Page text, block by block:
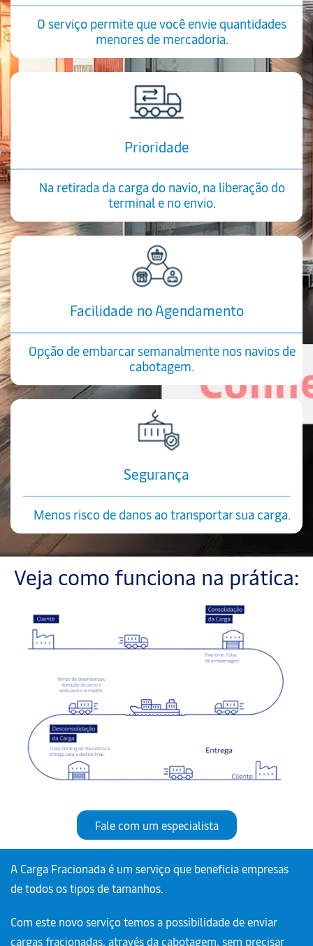
O serviço permite que você envie quantidades
menores de mercadoria.
Prioridade
Na retirada da carga do navio, na liberação do
terminal e no envio.
Facilidade no Agendamento
Opção de embarcar semanalmente nos navios de
cabotagem.
Segurança
Menos risco de danos ao transportar sua carga.
Veja como funciona na prática:
Fale com um especialista
A Carga Fracionada é um serviço que beneficia empresas
de todos os tipos de tamanhos.
Com este novo serviço temos a possibilidade de enviar
cargas fracionadas, através da cabotagem, sem precisar